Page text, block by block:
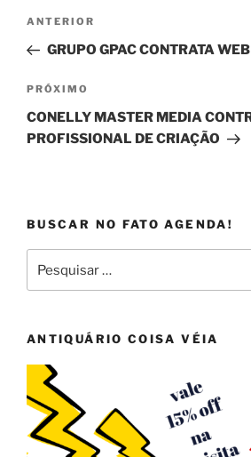
Navegação
Post
Post
anterior
ANTERIOR
GRUPO GPAC CONTRATA
Próximo
post
PRÓXIMO
CONELLY MASTER MEDIA
PROFISSIONAL DE CRIAÇÃO
BUSCAR NO FATO AGENDA!
por:
ANTIQUÁRIO COISA VÉIA